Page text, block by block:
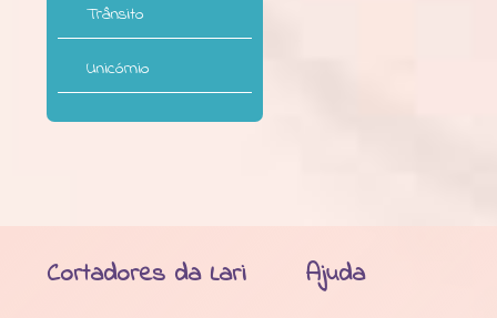
Trânsito
Unicórnio
Cortadores da Lari Ajuda